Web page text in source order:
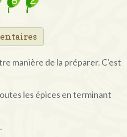
manière de la préparer. C'est
les épices en terminant